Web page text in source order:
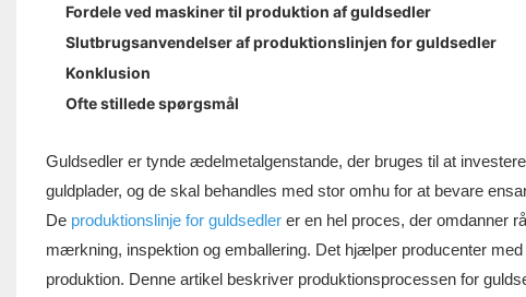
Fordele ved maskiner til produktion af guldsedler
Slutbrugsanvendelser af produktionslinjen for guldsedler
Konklusion
Ofte stillede spørgsmål
Guldsedler er tynde ædelmetalgenstande, der bruges til at
guldplader, og de skal behandles med stor omhu for at bevare
De produktionslinje for guldsedlerer en hel proces, der omdanner
mærkning, inspektion og emballering. Det hjælper producenter
produktion. Denne artikel beskriver produktionsprocessen for